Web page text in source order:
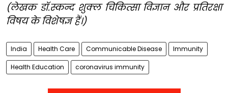
(लेखक डॉ.स्कन्द शुक्ल चिकित्सा विज्ञान और प्रतिरक्षा
विषय के विशेषज्ञ हैं।)
India Health Care Communicable Disease Immunity
Health Education coronavirus immunity